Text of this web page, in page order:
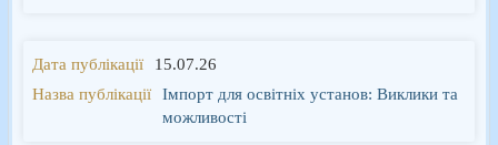
15.07.26
Імпорт для освітніх установ: Виклики та
можливості